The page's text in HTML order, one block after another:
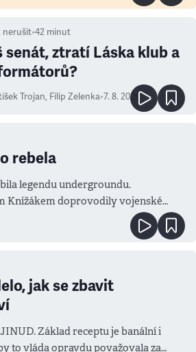
nerušit•42 minut
senát, ztratí Láska klub a
Trojan, Filip Zelenka•7. 8. 2026
rebela
legendu undergroundu.
Knížákem doprovodily vojenské
jak se zbavit
Základ receptu je banální i
to vláda opravdu považovala za